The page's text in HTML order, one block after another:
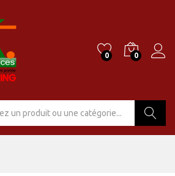
0 0